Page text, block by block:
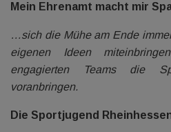
Mein Ehrenamt macht mir
…sich die Mühe am Ende
eigenen Ideen
engagierten Teams die
voranbringen.
Die Sportjugend